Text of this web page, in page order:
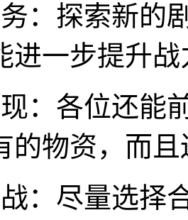
：探索新的
进一步提升
：各位还能
的物资，而
：尽量选择